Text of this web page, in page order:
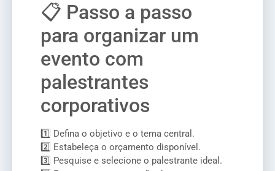
📋 Passo a passo
para organizar um
evento com
palestrantes
corporativos
1️⃣ Defina o objetivo e o tema central.
2️⃣ Estabeleça o orçamento disponível.
3️⃣ Pesquise e selecione o palestrante ideal.